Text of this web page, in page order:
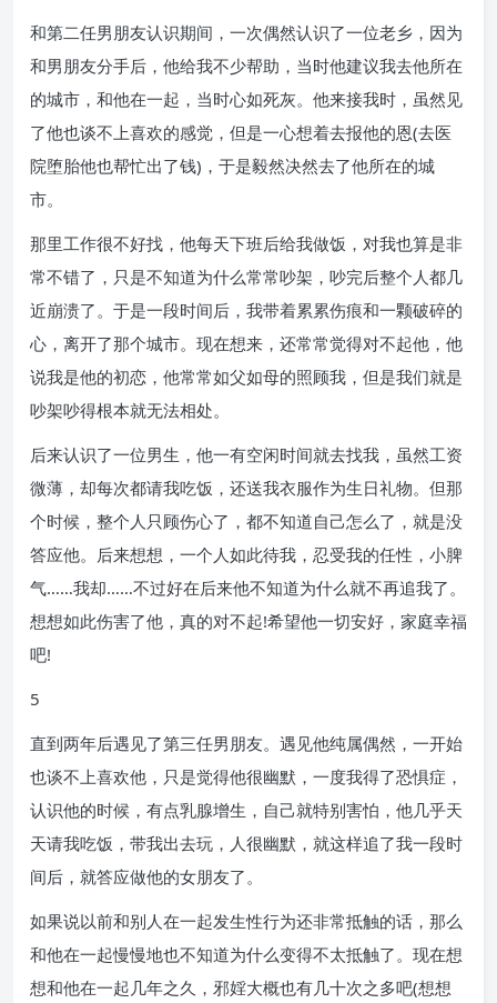
和第二任男朋友认识期间，一次偶然认识了一位老乡，因为
和男朋友分手后，他给我不少帮助，当时他建议我去他所在
的城市，和他在一起，当时心如死灰。他来接我时，虽然见
了他也谈不上喜欢的感觉，但是一心想着去报他的恩(去医
院堕胎他也帮忙出了钱)，于是毅然决然去了他所在的城
市。
那里工作很不好找，他每天下班后给我做饭，对我也算是非
常不错了，只是不知道为什么常常吵架，吵完后整个人都几
近崩溃了。于是一段时间后，我带着累累伤痕和一颗破碎的
心，离开了那个城市。现在想来，还常常觉得对不起他，他
说我是他的初恋，他常常如父如母的照顾我，但是我们就是
吵架吵得根本就无法相处。
后来认识了一位男生，他一有空闲时间就去找我，虽然工资
微薄，却每次都请我吃饭，还送我衣服作为生日礼物。但那
个时候，整个人只顾伤心了，都不知道自己怎么了，就是没
答应他。后来想想，一个人如此待我，忍受我的任性，小脾
气……我却……不过好在后来他不知道为什么就不再追我了。
想想如此伤害了他，真的对不起!希望他一切安好，家庭幸福
吧!
5
直到两年后遇见了第三任男朋友。遇见他纯属偶然，一开始
也谈不上喜欢他，只是觉得他很幽默，一度我得了恐惧症，
认识他的时候，有点乳腺增生，自己就特别害怕，他几乎天
天请我吃饭，带我出去玩，人很幽默，就这样追了我一段时
间后，就答应做他的女朋友了。
如果说以前和别人在一起发生性行为还非常抵触的话，那么
和他在一起慢慢地也不知道为什么变得不太抵触了。现在想
想和他在一起几年之久，邪婬大概也有几十次之多吧(想想